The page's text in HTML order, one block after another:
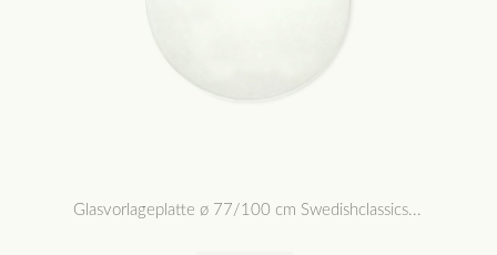
Glasvorlageplatte ø 77/100 cm Swedishclassics...